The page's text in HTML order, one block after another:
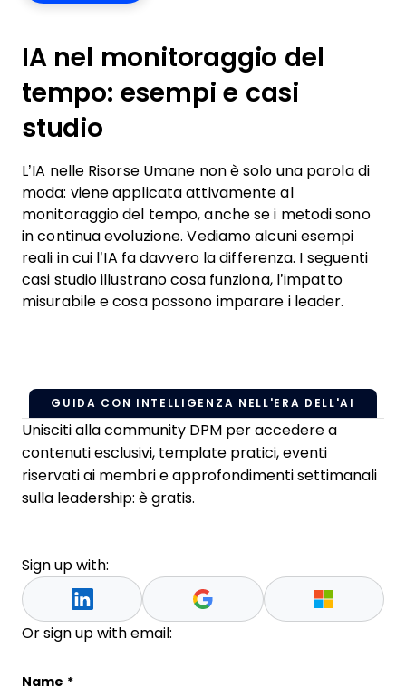
IA nel monitoraggio del
tempo: esempi e casi
studio
L’IA nelle Risorse Umane non è solo una parola di
moda: viene applicata attivamente al
monitoraggio del tempo, anche se i metodi sono
in continua evoluzione. Vediamo alcuni esempi
reali in cui l’IA fa davvero la differenza. I seguenti
casi studio illustrano cosa funziona, l’impatto
misurabile e cosa possono imparare i leader.
GUIDA CON INTELLIGENZA NELL'ERA DELL'AI
Unisciti alla community DPM per accedere a
contenuti esclusivi, template pratici, eventi
riservati ai membri e approfondimenti settimanali
sulla leadership: è gratis.
Sign up with:
Or sign up with email:
Name
Name *